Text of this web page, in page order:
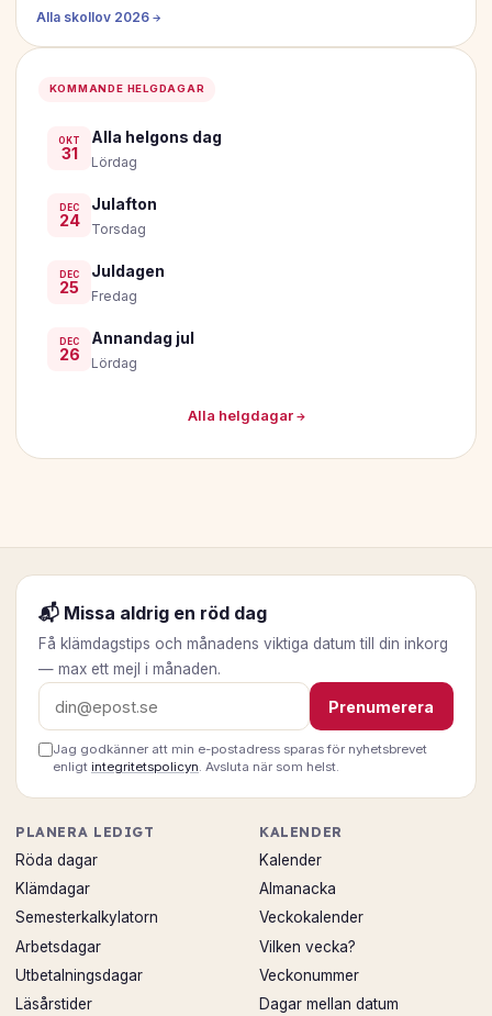
Alla skollov 2026 →
KOMMANDE HELGDAGAR
OKT
31
Alla helgons dag
Lördag
DEC
24
Julafton
Torsdag
DEC
25
Juldagen
Fredag
DEC
26
Annandag jul
Lördag
Alla helgdagar →
📬 Missa aldrig en röd dag
Få klämdagstips och månadens viktiga datum till din inkorg
— max ett mejl i månaden.
E-postadress Prenumerera
Jag godkänner att min e-postadress sparas för nyhetsbrevet
enligt integritetspolicyn. Avsluta när som helst.
PLANERA LEDIGT
Röda dagar
Klämdagar
Semesterkalkylatorn
Arbetsdagar
Utbetalningsdagar
Läsårstider
KALENDER
Kalender
Almanacka
Veckokalender
Vilken vecka?
Veckonummer
Dagar mellan datum